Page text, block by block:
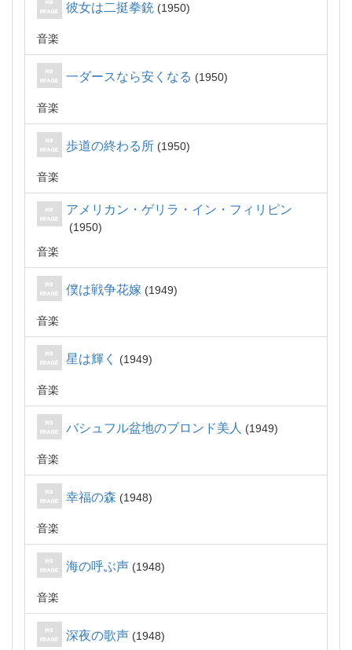
彼女は二挺拳銃 1950
音楽
一ダースなら安くなる 1950
音楽
歩道の終わる所 1950
音楽
アメリカン・ゲリラ・イン・フィリピン
1950
音楽
僕は戦争花嫁 1949
音楽
星は輝く 1949
音楽
バシュフル盆地のブロンド美人 1949
音楽
幸福の森 1948
音楽
海の呼ぶ声 1948
音楽
深夜の歌声 1948